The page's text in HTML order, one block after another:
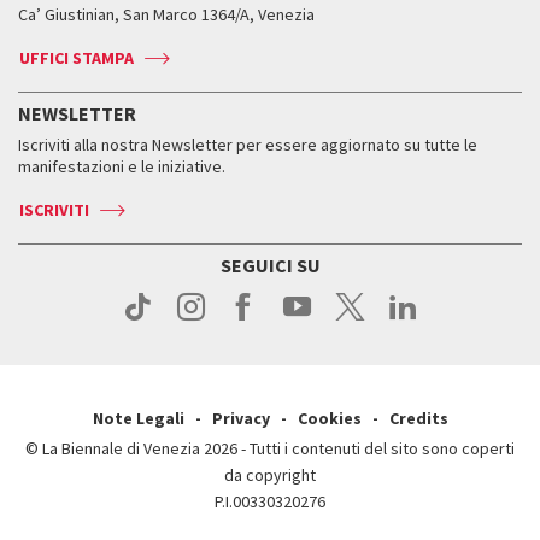
Come raggiungerci
Press
Orari e sedi
Accrediti
Come raggiungerci
Biglietti
Accrediti
Come raggiungerci
Contatti
Press
Come raggiungerci
Press
Leone d’argento
Edizioni passate
Orari e sedi
Biglietti
Servizi al pubblico
Come raggiungerci
Contatti
Biennale College ASAC
ASAC DATI
Storia
Orari e sedi
Ca’ Giustinian, San Marco 1364/A, Venezia
UFFICI STAMPA
NEWSLETTER
Iscriviti alla nostra Newsletter per essere aggiornato su tutte le
manifestazioni e le iniziative.
ISCRIVITI
SEGUICI SU
Note Legali Privacy Cookies
Credits
© La Biennale di Venezia 2026 - Tutti i contenuti del sito sono coperti
da copyright
P.I.00330320276